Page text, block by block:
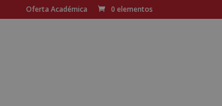
Oferta Académica 0 elementos